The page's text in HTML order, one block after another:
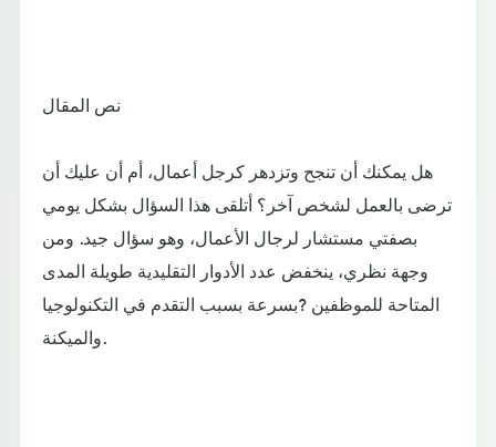
نص المقال
هل يمكنك أن تنجح وتزدهر كرجل أعمال، أم أن عليك أن
ترضى بالعمل لشخص آخر؟ أتلقى هذا السؤال بشكل يومي
بصفتي مستشار لرجال الأعمال، وهو سؤال جيد. ومن
وجهة نظري، ينخفض عدد الأدوار التقليدية طويلة المدى
المتاحة للموظفين ?بسرعة بسبب التقدم في التكنولوجيا
والميكنة.